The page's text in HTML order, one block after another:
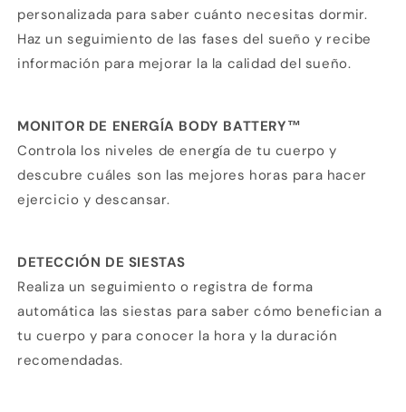
personalizada para saber cuánto necesitas dormir.
Haz un seguimiento de las fases del sueño y recibe
información para mejorar la la calidad del sueño.
MONITOR DE ENERGÍA BODY BATTERY™
Controla los niveles de energía de tu cuerpo y
descubre cuáles son las mejores horas para hacer
ejercicio y descansar.
DETECCIÓN DE SIESTAS
Realiza un seguimiento o registra de forma
automática las siestas para saber cómo benefician a
tu cuerpo y para conocer la hora y la duración
recomendadas.